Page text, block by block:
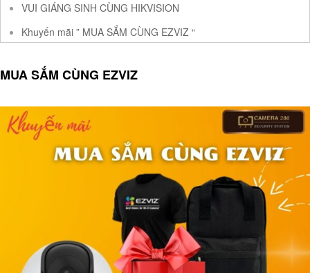
VUI GIÁNG SINH CÙNG HIKVISION
Khuyến mãi ” MUA SẮM CÙNG EZVIZ “
MUA SẮM CÙNG EZVIZ